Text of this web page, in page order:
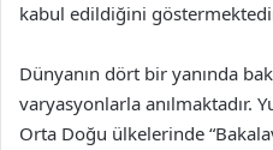
kabul edildiğini
Dünyanın dört bir yanında
varyasyonlarla anılmaktadır.
Orta Doğu ülkelerinde